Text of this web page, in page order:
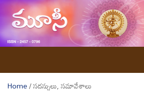
Skip
to
content
Home సదస్సులు, సమావేశాలు